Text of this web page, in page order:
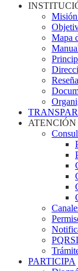
Mapa
PARTICIPA